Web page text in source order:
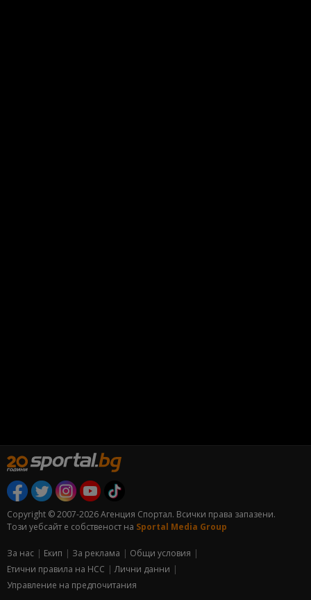
Copyright © 2007-2026 Агенция Спортал. Всички права запазени.
Този уебсайт е собственост на Sportal Media Group
За нас Екип За рекламa
Общи условия
Етични правила на НСС
Лични данни
Управление на предпочитания